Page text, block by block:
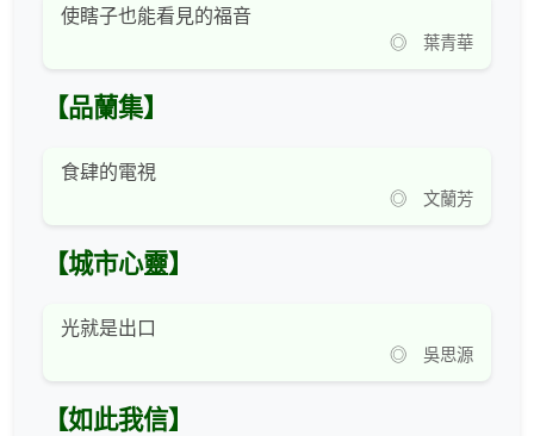
使瞎子也能看見的福音
◎ 葉青華
【品蘭集】
食肆的電視
◎ 文蘭芳
【城市心靈】
光就是出口
◎ 吳思源
【如此我信】